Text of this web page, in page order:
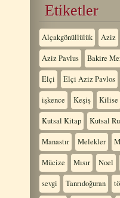
Etiketler
Alçakgönüllülük Aziz
Aziz Pavlus Bakire
Elçi Elçi Aziz Pavlos
işkence Keşiş Kilise
Kutsal Kitap Kutsal
Manastır Melekler
Mücize Mısır Noel
sevgi Tanrıdoğuran